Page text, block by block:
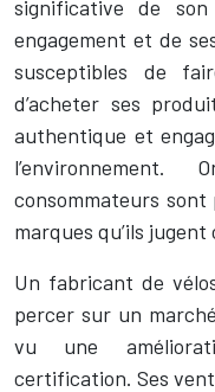
significative de
engagement et de
susceptibles de
d’acheter ses
authentique et
consommateurs
marques qu’ils
Un fabricant de
percer sur un
vu une
certification. Ses